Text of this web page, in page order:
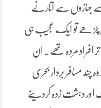
جہازوں سے اتارنے
چڑھے تو ایک عجیب ہی
افراد مردہ تھے۔ ان
چند مسافر بردار بحری
اور دہشت زدہ کردینے